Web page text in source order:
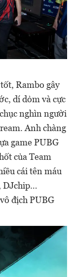
Rambo gây
dí dỏm và cực
nghìn người
Anh chàng
game PUBG
của Team
cái tên máu
DJchip…
địch PUBG